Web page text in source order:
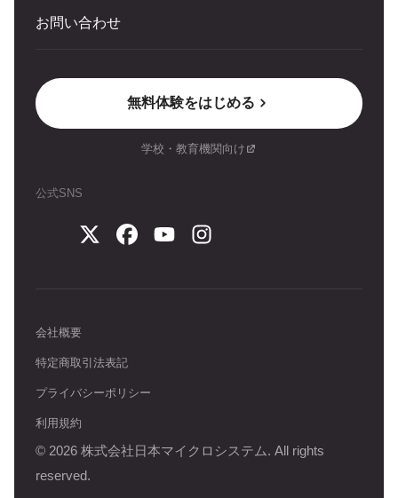
お問い合わせ
無料体験をはじめる
学校・教育機関向け
公式SNS
会社概要
特定商取引法表記
プライバシーポリシー
利用規約
© 2026 株式会社日本マイクロシステム. All rights
reserved.